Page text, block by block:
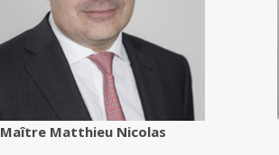
Maître Matthieu Nicolas